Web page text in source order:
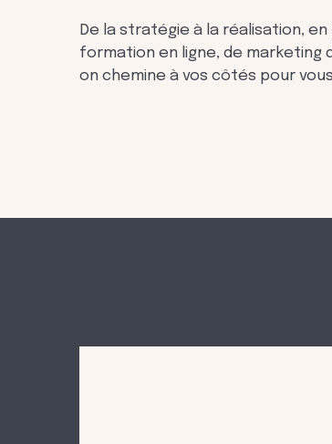
De la stratégie à la réalisation,
formation en ligne, de marketing
on chemine à vos côtés pour